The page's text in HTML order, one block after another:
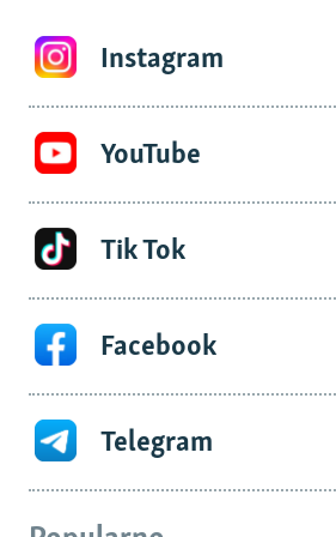
Instagram
YouTube
Tik Tok
Facebook
Telegram